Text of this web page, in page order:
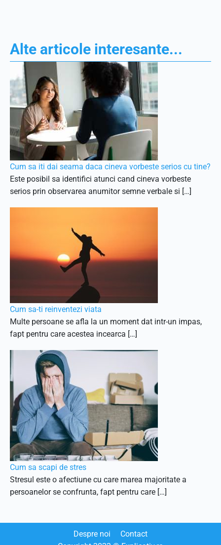
Alte articole interesante...
Cum sa iti dai seama daca cineva vorbeste serios cu tine?
Este posibil sa identifici atunci cand cineva vorbeste
serios prin observarea anumitor semne verbale si […]
Cum sa-ti reinventezi viata
Multe persoane se afla la un moment dat intr-un impas,
fapt pentru care acestea incearca […]
Cum sa scapi de stres
Stresul este o afectiune cu care marea majoritate a
persoanelor se confrunta, fapt pentru care […]
Despre noi
Contact